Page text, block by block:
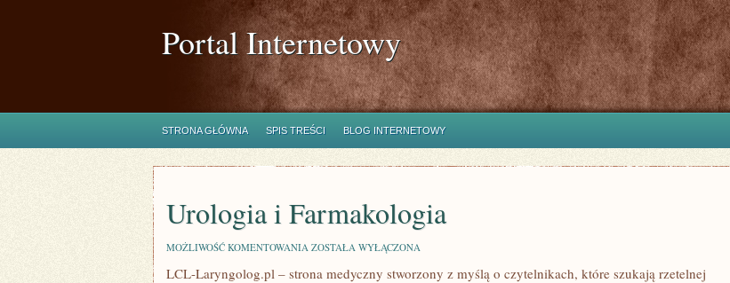
Portal Internetowy
STRONA GŁÓWNA SPIS TREŚCI BLOG INTERNETOWY
Urologia i Farmakologia
MOŻLIWOŚĆ KOMENTOWANIA UROLOGIA
FARMAKOLOGIA
ZOSTAŁA WYŁĄCZONA
LCL-Laryngolog.pl – strona medyczny stworzony z myślą o czytelnikach, które szukają rzetelnej